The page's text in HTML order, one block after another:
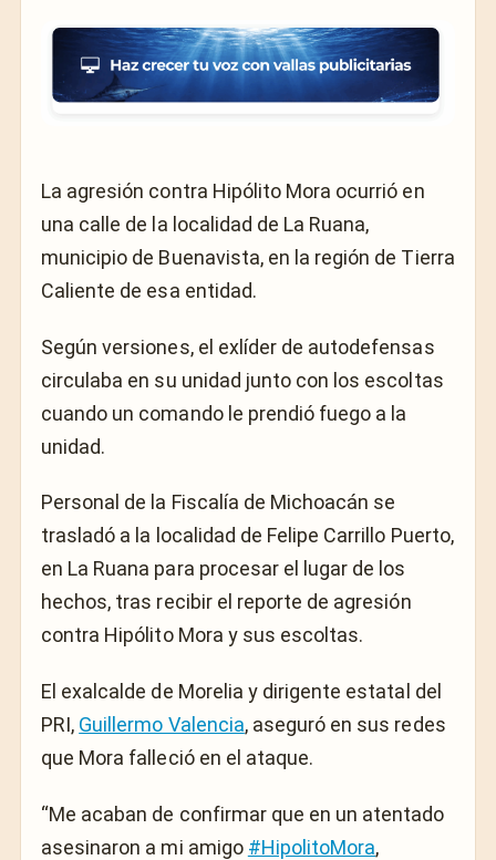
La agresión contra Hipólito Mora ocurrió en
una calle de la localidad de La Ruana,
municipio de Buenavista, en la región de Tierra
Caliente de esa entidad.
Según versiones, el exlíder de autodefensas
circulaba en su unidad junto con los escoltas
cuando un comando le prendió fuego a la
unidad.
Personal de la Fiscalía de Michoacán se
trasladó a la localidad de Felipe Carrillo Puerto,
en La Ruana para procesar el lugar de los
hechos, tras recibir el reporte de agresión
contra Hipólito Mora y sus escoltas.
El exalcalde de Morelia y dirigente estatal del
PRI, Guillermo Valencia, aseguró en sus redes
que Mora falleció en el ataque.
“Me acaban de confirmar que en un atentado
asesinaron a mi amigo #HipolitoMora,